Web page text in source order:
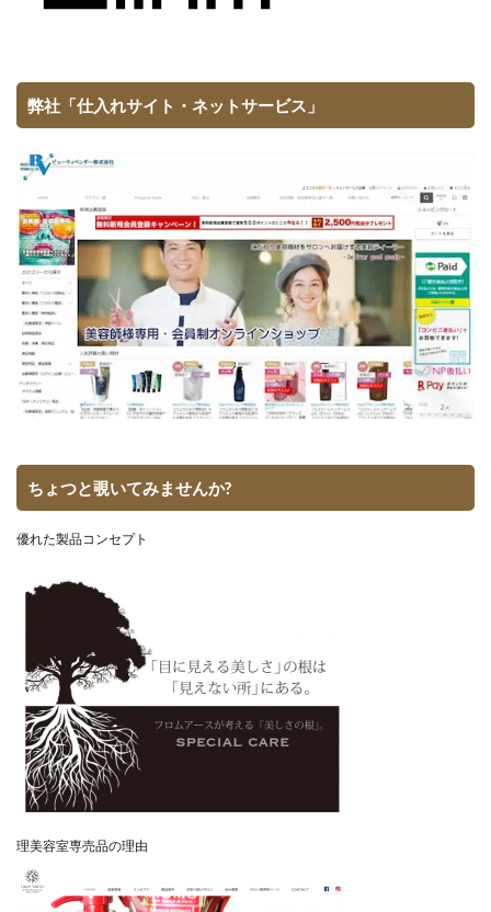
弊社「仕入れサイト・ネットサービス」
ちょつと覗いてみませんか?
優れた製品コンセプト
理美容室専売品の理由